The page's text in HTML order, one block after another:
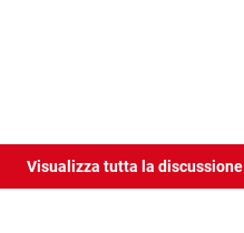
Visualizza tutta la discussione